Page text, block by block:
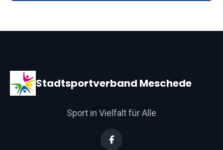
Stadtsportverband Meschede
Sport in Vielfalt für Alle